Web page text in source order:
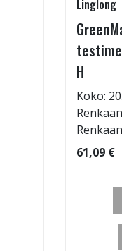
Linglong
H
Koko:
61,09 €